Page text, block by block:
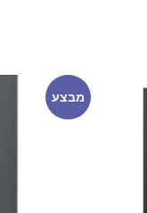
מבצע